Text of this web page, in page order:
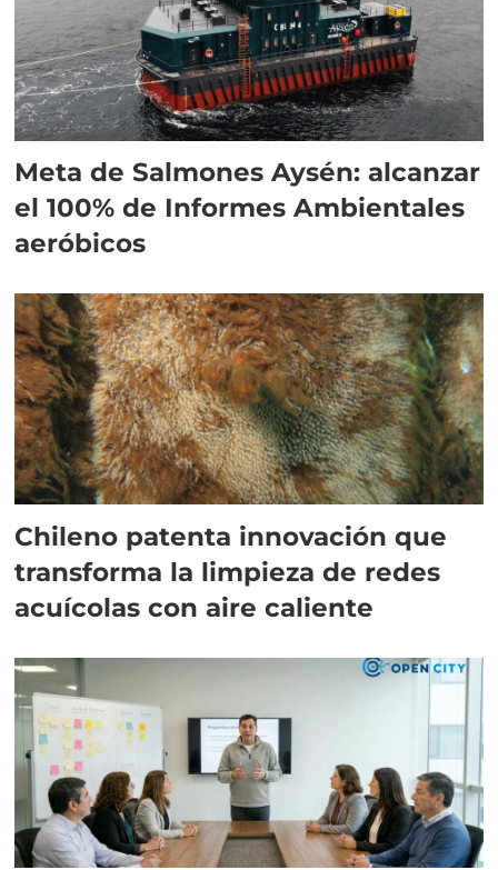
Meta de Salmones Aysén: alcanzar
el 100% de Informes Ambientales
aeróbicos
Chileno patenta innovación que
transforma la limpieza de redes
acuícolas con aire caliente